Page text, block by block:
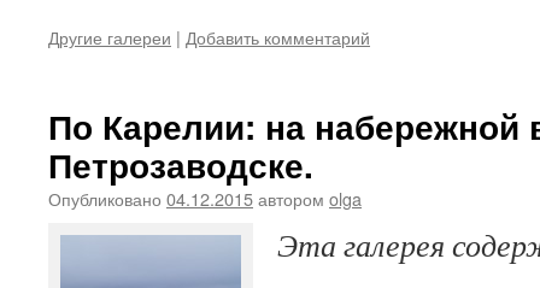
Другие галереи | Добавить комментарий
По Карелии: на набережной
Петрозаводске.
Опубликовано 04.12.2015автором olga
Эта галерея